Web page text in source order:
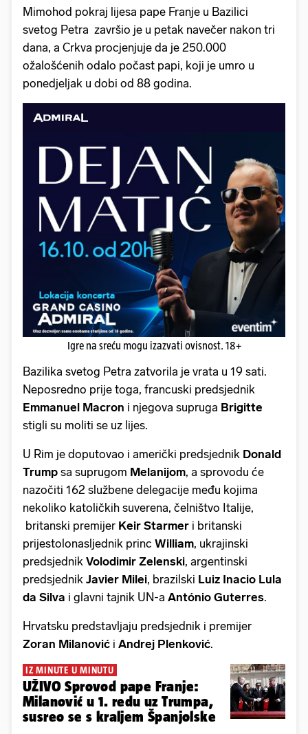
Mimohod pokraj lijesa pape Franje u Bazilici
svetog Petra završio je u petak navečer nakon tri
dana, a Crkva procjenjuje da je 250.000
ožalošćenih odalo počast papi, koji je umro u
ponedjeljak u dobi od 88 godina.
Igre na sreću mogu izazvati ovisnost. 18+
Bazilika svetog Petra zatvorila je vrata u 19 sati.
Neposredno prije toga, francuski predsjednik
Emmanuel Macron i njegova supruga Brigitte
stigli su moliti se uz lijes.
U Rim je doputovao i američki predsjednik Donald
Trump sa suprugom Melanijom, a sprovodu će
nazočiti 162 službene delegacije među kojima
nekoliko katoličkih suverena, čelništvo Italije,
britanski premijer Keir Starmer i britanski
prijestolonasljednik princ William, ukrajinski
predsjednik Volodimir Zelenski, argentinski
predsjednik Javier Milei, brazilski Luiz Inacio Lula
da Silva i glavni tajnik UN-a António Guterres.
Hrvatsku predstavljaju predsjednik i premijer
Zoran Milanović i Andrej Plenković.
IZ MINUTE U MINUTU
UŽIVO Sprovod pape Franje:
Milanović u 1. redu uz Trumpa,
susreo se s kraljem Španjolske